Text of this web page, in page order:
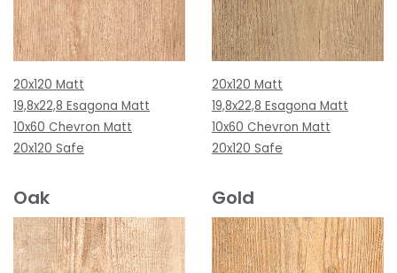
20x120 Matt
19,8x22,8 Esagona Matt
10x60 Chevron Matt
20x120 Safe
20x120 Matt
19,8x22,8 Esagona Matt
10x60 Chevron Matt
20x120 Safe
Oak Gold